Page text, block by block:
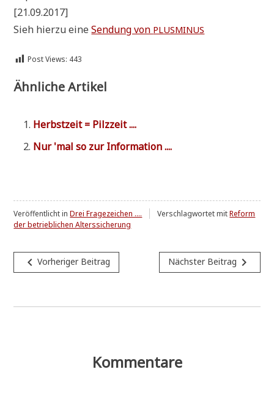
[21.09.2017]
Sieh hier­zu eineSen­dung von PLUSMINUS
Post Views: 443
Ähnliche Artikel
Herbst­zeit = Pilzzeit ....
Nur 'mal so zur Information ....
Veröffentlicht inDrei Fragezeichen .... Verschlagwortet mitReform
der betrieblichen Alterssicherung
Beitragsnavigation
navigate_beforeVorheriger Beitrag Nächster Beitrag navigate_next
Kommentare